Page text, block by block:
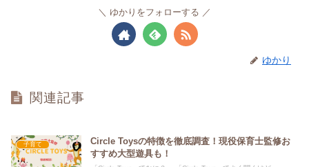
ゆかりをフォローする
ゆかり
関連記事
子育て
Circle Toysの特徴を徹底調査！現役保育士監修お
すすめ大型遊具も！